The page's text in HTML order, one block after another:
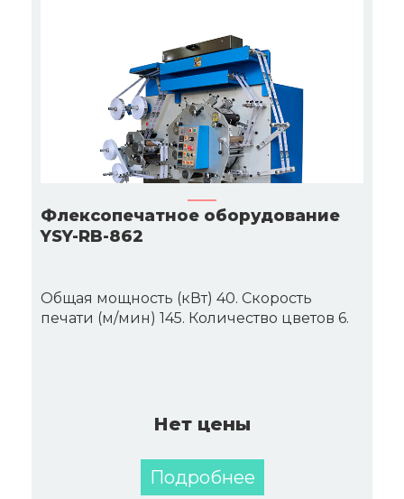
Флексопечатное оборудование
YSY-RB-862
Общая мощность (кВт) 40. Скорость
печати (м/мин) 145. Количество цветов 6.
Нет цены
Подробнее